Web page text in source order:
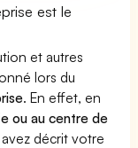
est le
et autres
lors du
. En effet, en
ou au centre de
décrit votre